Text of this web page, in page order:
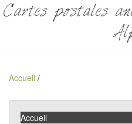
Cartes postales
Accueil /
Accueil